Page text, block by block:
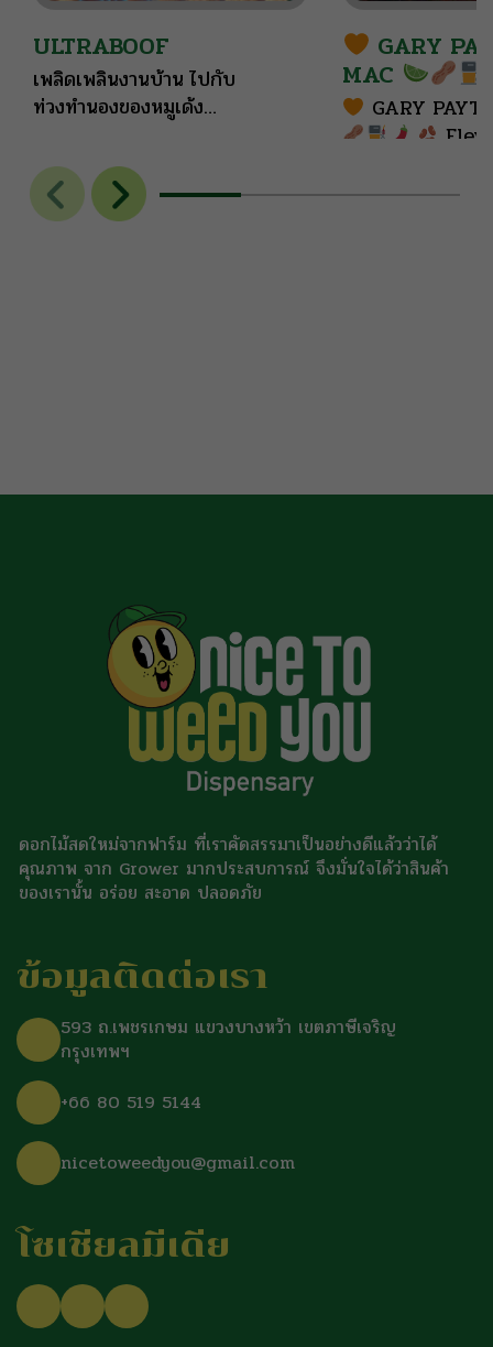
ULTRABOOF
เพลิดเพลินงานบ้าน ไปกับ
ท่วงทำนองของหมูเด้ง
GARY
MAC
GARY
Earthy
ดอกไม้สดใหม่จากฟาร์ม ที่เราคัดสรรมาเป็นอย่างดีแล้วว่าได้
คุณภาพ จาก Grower มากประสบการณ์ จึงมั่นใจได้ว่าสินค้า
ของเรานั้น อร่อย สะอาด ปลอดภัย
ข้อมูลติดต่อเรา
593 ถ.เพชรเกษม แขวงบางหว้า เขตภาษีเจริญ
กรุงเทพฯ
+66 80 519 5144
nicetoweedyou@gmail.com
โซเชียลมีเดีย